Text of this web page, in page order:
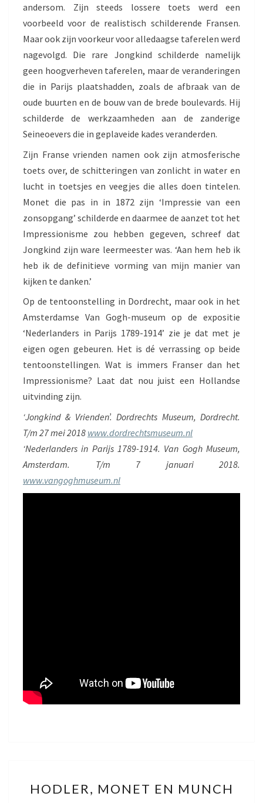
andersom. Zijn steeds lossere toets werd een
voorbeeld voor de realistisch schilderende Fransen.
Maar ook zijn voorkeur voor alledaagse taferelen werd
nagevolgd. Die rare Jongkind schilderde namelijk
geen hoogverheven taferelen, maar de veranderingen
die in Parijs plaatshadden, zoals de afbraak van de
oude buurten en de bouw van de brede boulevards. Hij
schilderde de werkzaamheden aan de zanderige
Seineoevers die in geplaveide kades veranderden.
Zijn Franse vrienden namen ook zijn atmosferische
toets over, de schitteringen van zonlicht in water en
lucht in toetsjes en veegjes die alles doen tintelen.
Monet die pas in in 1872 zijn ‘Impressie van een
zonsopgang’ schilderde en daarmee de aanzet tot het
Impressionisme zou hebben gegeven, schreef dat
Jongkind zijn ware leermeester was. ‘Aan hem heb ik
heb ik de definitieve vorming van mijn manier van
kijken te danken.’
Op de tentoonstelling in Dordrecht, maar ook in het
Amsterdamse Van Gogh-museum op de expositie
‘Nederlanders in Parijs 1789-1914’ zie je dat met je
eigen ogen gebeuren. Het is dé verrassing op beide
tentoonstellingen. Wat is immers Franser dan het
Impressionisme? Laat dat nou juist een Hollandse
uitvinding zijn.
‘Jongkind & Vrienden’. Dordrechts Museum, Dordrecht.
T/m 27 mei 2018 www.dordrechtsmuseum.nl
‘Nederlanders in Parijs 1789-1914. Van Gogh Museum,
Amsterdam. T/m 7 januari 2018.
www.vangoghmuseum.nl
O
HODLER, MONET EN MUNCH